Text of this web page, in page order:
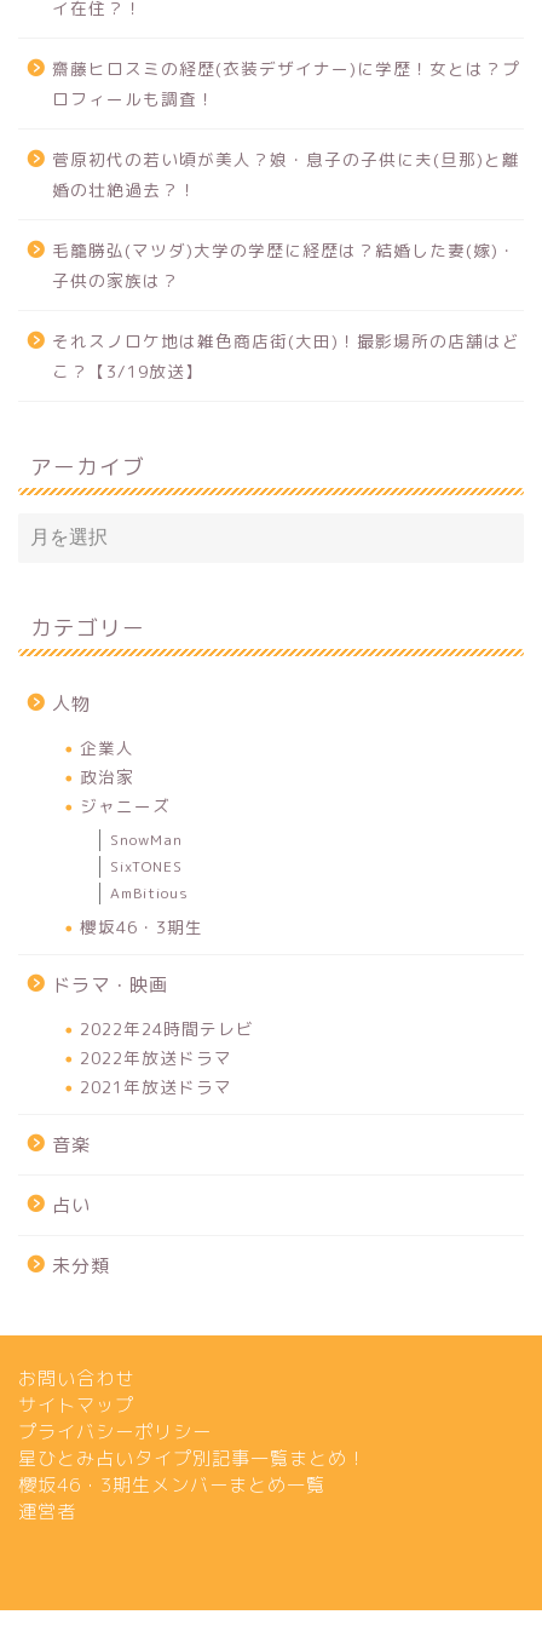
イ在住？！
齋藤ヒロスミの経歴(衣装デザイナー)に学歴！女とは？プ
ロフィールも調査！
菅原初代の若い頃が美人？娘・息子の子供に夫(旦那)と離
婚の壮絶過去？！
毛籠勝弘(マツダ)大学の学歴に経歴は？結婚した妻(嫁)・
子供の家族は？
それスノロケ地は雑色商店街(大田)！撮影場所の店舗はど
こ？【3/19放送】
アーカイブ
カテゴリー
人物
企業人
政治家
ジャニーズ
SnowMan
SixTONES
AmBitious
櫻坂46・3期生
ドラマ・映画
2022年24時間テレビ
2022年放送ドラマ
2021年放送ドラマ
音楽
占い
未分類
お問い合わせ
サイトマップ
プライバシーポリシー
星ひとみ占いタイプ別記事一覧まとめ！
櫻坂46・3期生メンバーまとめ一覧
運営者